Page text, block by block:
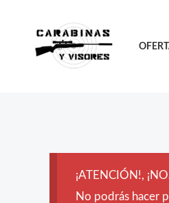
contenido
¡ATENCIÓN!,
No podrás hacer